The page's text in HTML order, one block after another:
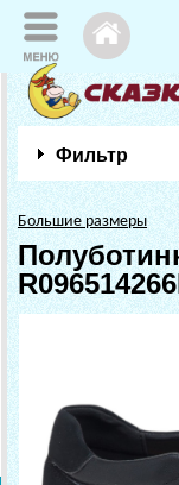
Фильтр
Большие размеры